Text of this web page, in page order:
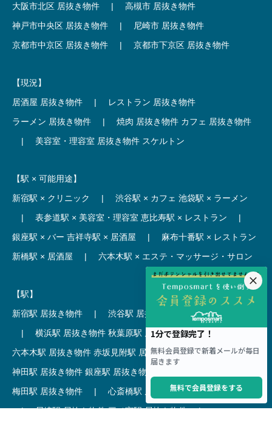
大阪市北区 居抜き物件
|
高槻市 居抜き物件
神戸市中央区 居抜き物件
|
尼崎市 居抜き物件
京都市中京区 居抜き物件
| 京都市下京区 居抜き物件
【現況】
居酒屋 居抜き物件
|
レストラン 居抜き物件
ラーメン 居抜き物件
| 焼肉 居抜き物件 カフェ 居抜き物件
|
美容室・理容室 居抜き物件 スケルトン
【駅 × 可能用途】
新宿駅 × クリニック
| 渋谷駅 × カフェ 池袋駅 × ラーメン
|
表参道駅 × 美容室・理容室 恵比寿駅 × レストラン
|
銀座駅 × バー 吉祥寺駅 × 居酒屋 |
麻布十番駅 × レストラン
新橋駅 × 居酒屋
| 六本木駅 × エステ・マッサージ・サロン
【駅】
新宿駅 居抜き物件
| 渋谷駅 居抜き物件
池袋駅 居抜き物件
|
横浜駅 居抜き物件 秋葉原駅 居抜き物件
|
六本木駅 居抜き物件 赤坂見附駅 居抜き物件
|
神田駅 居抜き物件 銀座駅 居抜き物件
梅田駅 居抜き物件
| 心斎橋駅 居抜き物件 本町駅 居抜き物件
|
尼崎駅 居抜き物件 三ノ宮駅 居抜き物件 |